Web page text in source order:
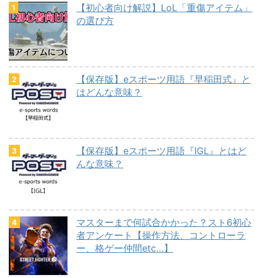
【初心者向け解説】LoL「重傷アイテム」
の選び方
【保存版】eスポーツ用語『早稲田式』と
はどんな意味？
【保存版】eスポーツ用語『IGL』とはど
んな意味？
マスターまで何試合かかった？スト6初心
者アンケート【操作方法、コントローラ
ー、格ゲー仲間etc…】